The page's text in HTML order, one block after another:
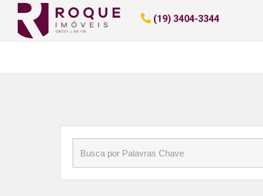
(19) 3404-3344
Início »Blog» Restaurantes em Limeira